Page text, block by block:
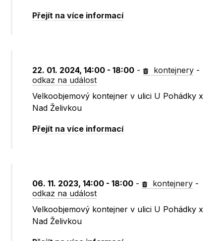
Přejít na více informací
22. 01. 2024, 14:00 - 18:00 - kontejnery -
odkaz na událost
Velkoobjemový kontejner v ulici U Pohádky x
Nad Želivkou
Přejít na více informací
06. 11. 2023, 14:00 - 18:00 - kontejnery -
odkaz na událost
Velkoobjemový kontejner v ulici U Pohádky x
Nad Želivkou